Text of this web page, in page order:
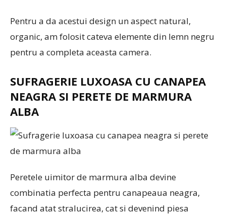
Pentru a da acestui design un aspect natural,
organic, am folosit cateva elemente din lemn negru
pentru a completa aceasta camera.
SUFRAGERIE LUXOASA CU CANAPEA
NEAGRA SI PERETE DE MARMURA
ALBA
Peretele uimitor de marmura alba devine
combinatia perfecta pentru canapeaua neagra,
facand atat stralucirea, cat si devenind piesa